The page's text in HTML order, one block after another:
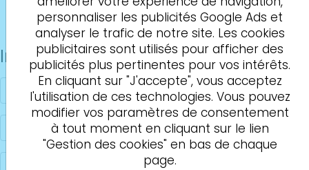
01 59 30 17 76 Demande de
rendez-vous
Informations personnelles
personnaliser les publicités Google Ads et
analyser le trafic de notre site. Les cookies
publicitaires sont utilisés pour afficher des
publicités plus pertinentes pour vos intérêts.
En cliquant sur "J'accepte", vous acceptez
l'utilisation de ces technologies. Vous pouvez
modifier vos paramètres de consentement
à tout moment en cliquant sur le lien
"Gestion des cookies" en bas de chaque
page.